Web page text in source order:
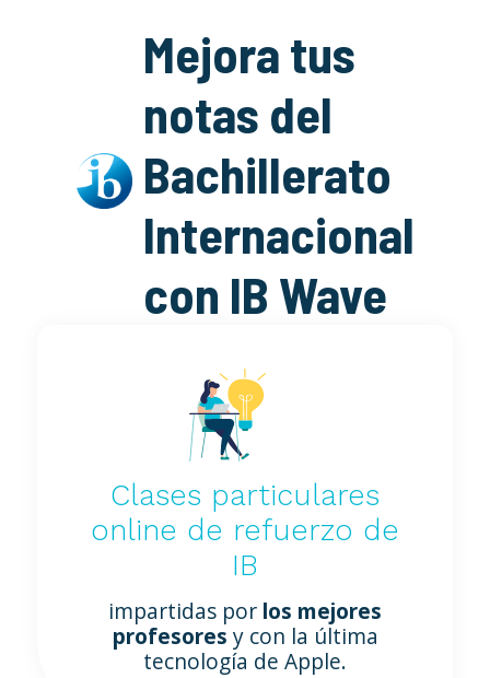
Mejora tus
notas del
Bachillerato
Internacional
con IB Wave
Clases particulares
online de refuerzo de
IB
impartidas por los mejores
profesores y con la última
tecnología de Apple.